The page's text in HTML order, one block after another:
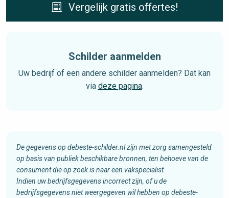
Vergelijk gratis offertes!
Schilder aanmelden
Uw bedrijf of een andere schilder aanmelden? Dat kan
via deze pagina.
De gegevens op debeste-schilder.nl zijn met zorg samengesteld
op basis van publiek beschikbare bronnen, ten behoeve van de
consument die op zoek is naar een vakspecialist.
Indien uw bedrijfsgegevens incorrect zijn, of u de
bedrijfsgegevens niet weergegeven wil hebben op debeste-